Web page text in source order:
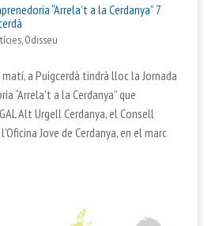
“Arrela’t a la Cerdanya” 7
, Odisseu
matí, a Puigcerdà tindrà lloc la Jornada
“Arrela’t a la Cerdanya” que
Alt Urgell Cerdanya, el Consell
Jove de Cerdanya, en el marc